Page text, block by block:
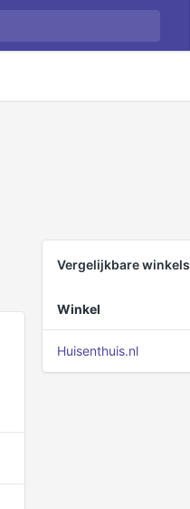
Vergelijkbare winkels
Winkel
Huisenthuis.nl